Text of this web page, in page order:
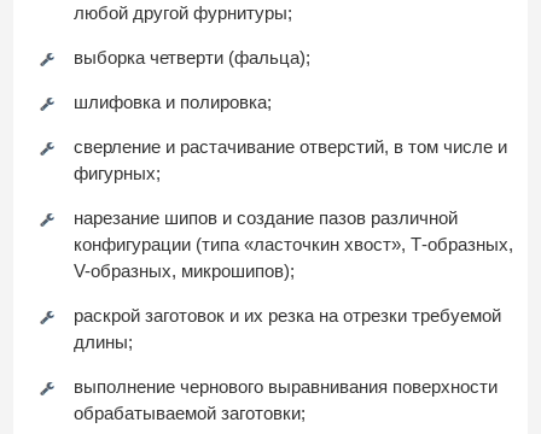
любой другой фурнитуры;
выборка четверти (фальца);
шлифовка и полировка;
сверление и растачивание отверстий, в том числе и
фигурных;
нарезание шипов и создание пазов различной
конфигурации (типа «ласточкин хвост», Т-образных,
V-образных, микрошипов);
раскрой заготовок и их резка на отрезки требуемой
длины;
выполнение чернового выравнивания поверхности
обрабатываемой заготовки;